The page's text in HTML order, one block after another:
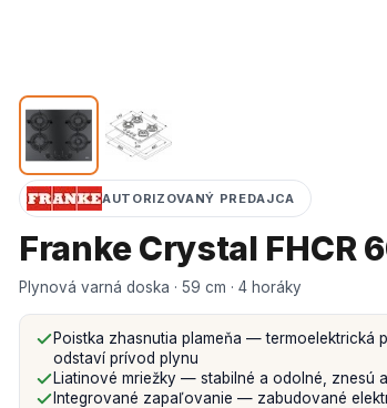
AUTORIZOVANÝ PREDAJCA
Franke Crystal FHCR
Plynová varná doska · 59 cm · 4 horáky
Poistka zhasnutia plameňa — termoelektrická
odstaví prívod plynu
Liatinové mriežky — stabilné a odolné, znesú
Integrované zapaľovanie — zabudované